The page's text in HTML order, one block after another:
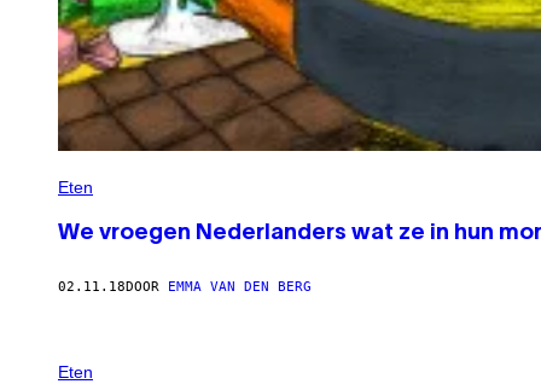
Eten
We vroegen Nederlanders wat ze in hun
02.11.18DOOR EMMA VAN DEN BERG
Eten